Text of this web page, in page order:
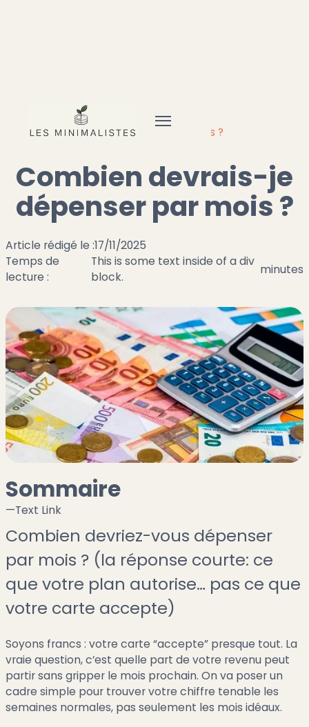
Frugal
Gérer son budget
Combien devrais-je dépenser par mois ?
Combien devrais-je
dépenser par mois ?
Article rédigé le :17/11/2025
Temps de
lecture :
This is some text inside of a div
block.
minutes
Sommaire
—Text Link
Combien devriez-vous dépenser
par mois ? (la réponse courte: ce
que votre plan autorise… pas ce que
votre carte accepte)
Soyons francs : votre carte “accepte” presque tout. La
vraie question, c’est quelle part de votre revenu peut
partir sans gripper le mois prochain. On va poser un
cadre simple pour trouver votre chiffre tenable les
semaines normales, pas seulement les mois idéaux.